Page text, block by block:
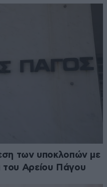
των υποκλοπών με
του Αρείου Πάγου